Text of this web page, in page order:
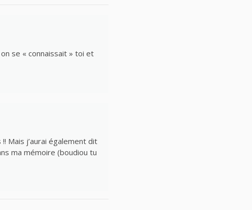
se « connaissait » toi et
Mais j’aurai également dit
ma mémoire (boudiou tu